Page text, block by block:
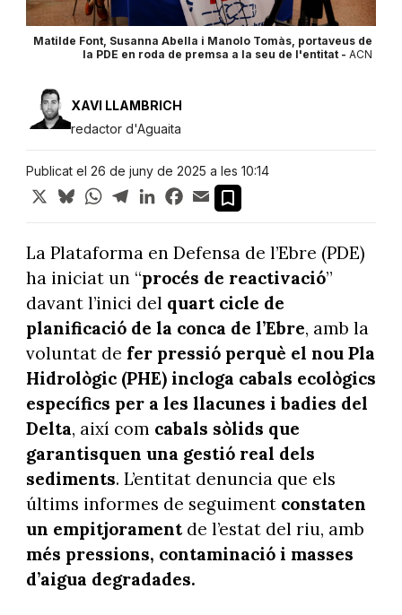
Matilde Font, Susanna Abella i Manolo Tomàs, portaveus de
la PDE en roda de premsa a la seu de l'entitat - ACN
XAVI LLAMBRICH
redactor d'Aguaita
Publicat el 26 de juny de 2025 a les 10:14
X BlueskyWhatsApp
TelegramLinkedInFacebook
Email
La Plataforma en Defensa de l’Ebre (PDE)
ha iniciat un “procés de reactivació”
davant l’inici del quart cicle de
planificació de la conca de l’Ebre, amb la
voluntat de fer pressió perquè el nou Pla
Hidrològic (PHE) incloga cabals ecològics
específics per a les llacunes i badies del
Delta, així com cabals sòlids que
garantisquen una gestió real dels
sediments. L’entitat denuncia que els
últims informes de seguiment constaten
un empitjoramentde l’estat del riu, amb
més pressions, contaminació i masses
d’aigua degradades.